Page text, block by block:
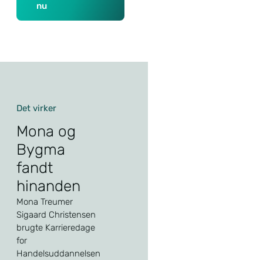
nu
Det virker
Mona og
Bygma
fandt
hinanden
Mona Treumer
Sigaard Christensen
brugte Karrieredage
for
Handelsuddannelsen